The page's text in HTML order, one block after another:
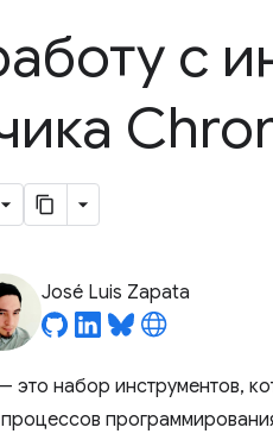
с
José Luis Zapata
это набор инструментов,